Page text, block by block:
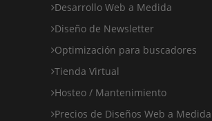
Desarrollo Web a Medida
Diseño de Newsletter
Optimización para buscadores
Tienda Virtual
Hosteo / Mantenimiento
Precios de Diseños Web a Medida